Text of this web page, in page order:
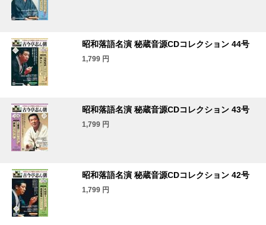
昭和落語名演 秘蔵音源CDコレクション 44号
1,799 円
昭和落語名演 秘蔵音源CDコレクション 43号
1,799 円
昭和落語名演 秘蔵音源CDコレクション 42号
1,799 円